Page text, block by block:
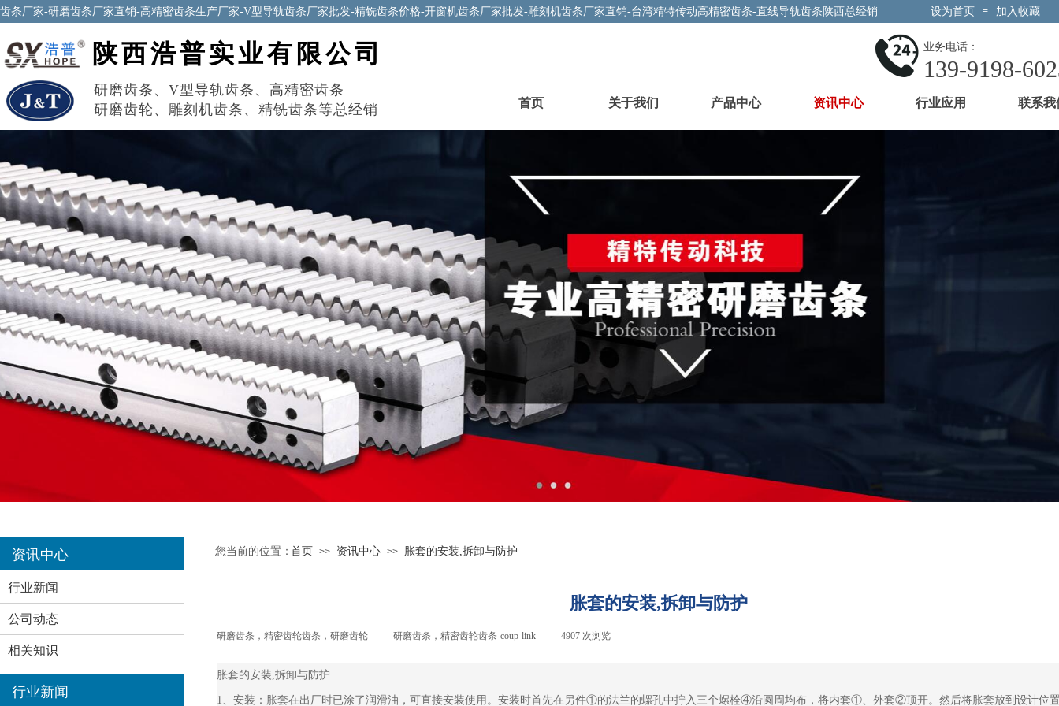
齿条厂家-研磨齿条厂家直销-高精密齿条生产厂家-V型导轨齿条厂家批发-精铣齿条价格-开窗机齿条厂家批发-雕刻机齿条厂家直销-台湾精特传动高精密齿条-直线导轨齿条陕西总经销 设为首页 ≡ 加入收藏
首页 关于我们 产品中心 资讯中心 行业应用 联系我
研磨齿条 、 V型导轨齿条 、 高精密齿条
研磨齿轮 、 雕刻机齿条 、 精铣齿条等总经销
业务电话：
139-9198-
陕西浩普实业有限公司
资讯中心 您当前的位置：首页 >> 资讯中心 >> 胀套的安装,拆卸与防护
行业新闻
公司动态
相关知识
胀套的安装,拆卸与防护
研磨齿条，精密齿轮齿条，研磨齿轮 研磨齿条，精密齿轮齿条-coup-link 4907 次浏览
胀套的安装,拆卸与防护
1、安装：胀套在出厂时已涂了润滑油，可直接安装使用。安装时首先在另件①的法兰的螺孔中拧入三个螺栓④沿圆周均布，将内套①、外套②顶开。然后将胀套放到设计位
行业新闻